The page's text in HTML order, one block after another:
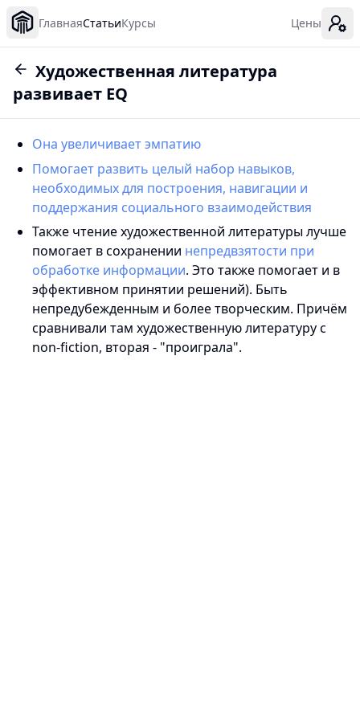
ГлавнаяСтатьиКурсы Цены
Художественная литература
развивает EQ
Она увеличивает эмпатию
Помогает развить целый набор навыков,
необходимых для построения, навигации и
поддержания социального взаимодействия
Также чтение художественной литературы лучше
помогает в сохранении непредвзятости при
обработке информации. Это также помогает и в
эффективном принятии решений). Быть
непредубежденным и более творческим. Причём
сравнивали там художественную литературу с
non-fiction, вторая - "проиграла".